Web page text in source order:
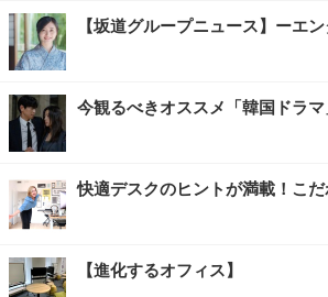
【坂道グループニュース】ーエ
今観るべきオススメ「韓国ドラマ
快適デスクのヒントが満載！こ
【進化するオフィス】